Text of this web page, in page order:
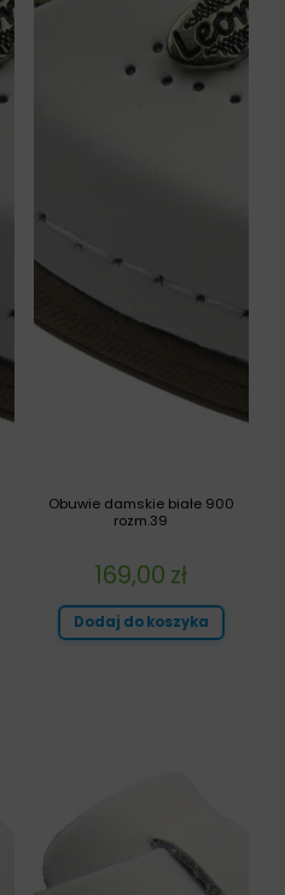
Obuwie damskie białe 900
rozm.39
169,00 zł
Dodaj do koszyka